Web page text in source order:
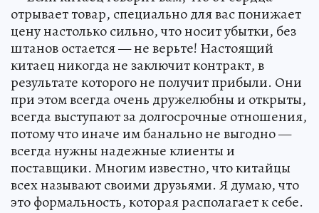
отрывает товар, специально для вас понижает
цену настолько сильно, что носит убытки, без
штанов остается — не верьте! Настоящий
китаец никогда не заключит контракт, в
результате которого не получит прибыли. Они
при этом всегда очень дружелюбны и открыты,
всегда выступают за долгосрочные отношения,
потому что иначе им банально не выгодно —
всегда нужны надежные клиенты и
поставщики. Многим известно, что китайцы
всех называют своими друзьями. Я думаю, что
это формальность, которая располагает к себе.